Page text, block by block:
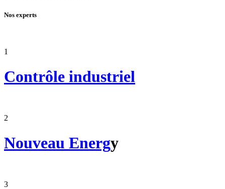
Nos experts
1
Contrôle industriel
2
Nouveau Energy
3